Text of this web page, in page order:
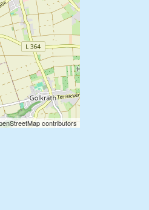
contributors